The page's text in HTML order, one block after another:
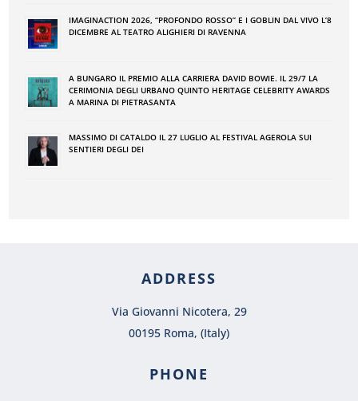
IMAGINACTION 2026, “PROFONDO ROSSO” E I GOBLIN DAL VIVO L’8
DICEMBRE AL TEATRO ALIGHIERI DI RAVENNA
A BUNGARO IL PREMIO ALLA CARRIERA DAVID BOWIE. IL 29/7 LA
CERIMONIA DEGLI URBANO QUINTO HERITAGE CELEBRITY AWARDS
A MARINA DI PIETRASANTA
MASSIMO DI CATALDO IL 27 LUGLIO AL FESTIVAL AGEROLA SUI
SENTIERI DEGLI DEI
ADDRESS
Via Giovanni Nicotera, 29
00195 Roma, (Italy)
PHONE